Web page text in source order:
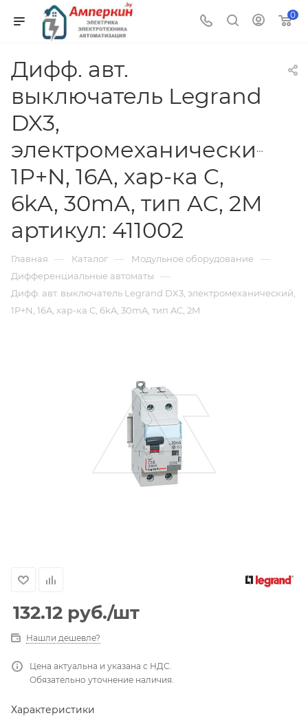
0
Дифф. авт.
выключатель Legrand
DX3,
электромеханический,
1P+N, 16A, хар-ка C,
6kA, 30mA, тип AC, 2M
артикул: 411002
Главная — Каталог — Модульное оборудование —
Дифференциальные автоматы —
Дифф. авт. выключатель Legrand DX3, электромеханический,
1P+N, 16A, хар-ка C, 6kA, 30mA, тип AC, 2M
132.12 руб./шт
Нашли дешевле?
Цена актуальна и указана с НДС.
Обязательно уточнение наличия.
Характеристики